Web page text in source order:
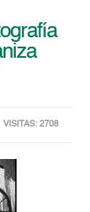
VISITAS: 2708